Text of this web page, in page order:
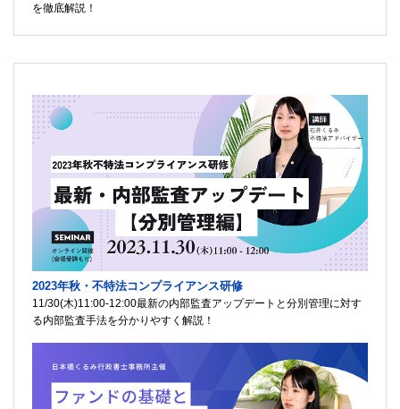
を徹底解説！
2023年秋・不特法コンプライアンス研修
11/30(木)11:00-12:00最新の内部監査アップデートと分別管理に対す
る内部監査手法を分かりやすく解説！